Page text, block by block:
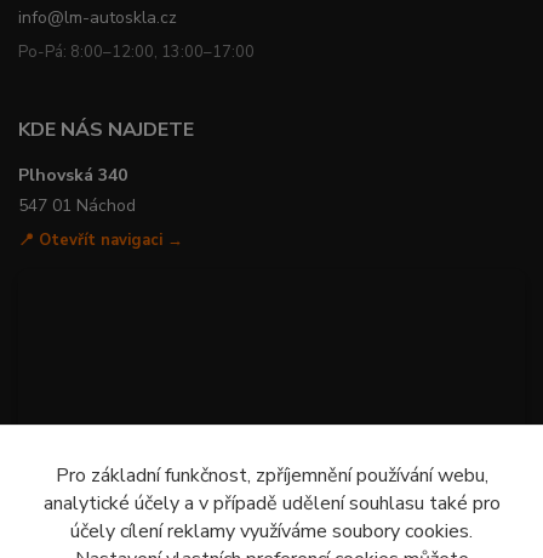
info@lm-autoskla.cz
Po-Pá: 8:00–12:00, 13:00–17:00
KDE NÁS NAJDETE
Plhovská 340
547 01 Náchod
📍 Otevřít navigaci →
Pro základní funkčnost, zpříjemnění používání webu,
analytické účely a v případě udělení souhlasu také pro
účely cílení reklamy využíváme soubory cookies.